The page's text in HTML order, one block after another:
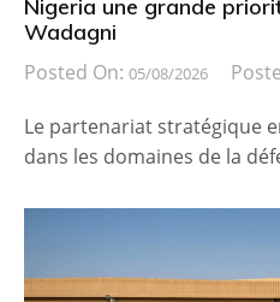
Nigeria une grande
Wadagni
Posted On: 05/08/2026
Le partenariat stratégique
dans les domaines de la